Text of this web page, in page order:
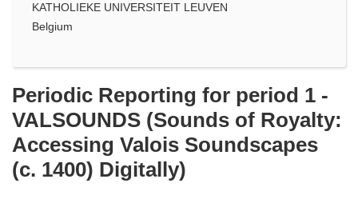
KATHOLIEKE UNIVERSITEIT LEUVEN
Belgium
Periodic Reporting for period 1 -
VALSOUNDS (Sounds of Royalty:
Accessing Valois Soundscapes
(c. 1400) Digitally)